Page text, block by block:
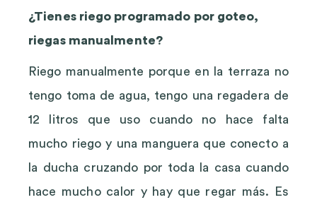
¿Tienes riego programado por goteo,
riegas manualmente?
Riego manualmente porque en la terraza no
tengo toma de agua, tengo una regadera de
12 litros que uso cuando no hace falta
mucho riego y una manguera que conecto a
la ducha cruzando por toda la casa cuando
hace mucho calor y hay que regar más. Es